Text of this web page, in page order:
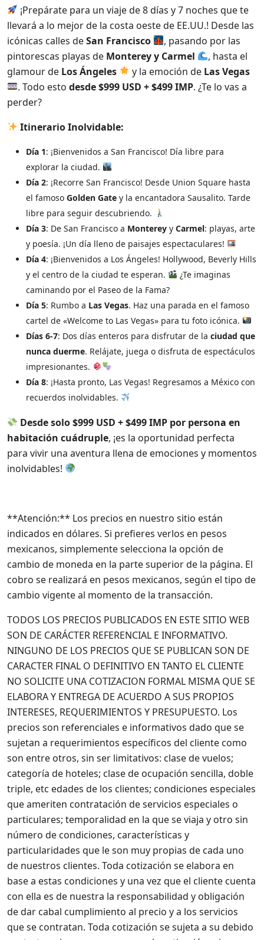
¡Prepárate para un viaje de 8 días y 7 noches que te
llevará a lo mejor de la costa oeste de EE.UU.! Desde las
icónicas calles deSan Francisco
, pasando por las
pintorescas playas de Monterey y Carmel
, hasta el
glamour de Los Ángeles y la emoción de Las Vegas
. Todo estodesde $999 USD + $499 IMP. ¿Te lo vas a
perder?
Itinerario Inolvidable:
Día 1: ¡Bienvenidos a San Francisco! Día libre para
explorar la ciudad.
Día 2: ¡Recorre San Francisco! Desde Union Square hasta
el famoso Golden Gate y la encantadora Sausalito. Tarde
libre para seguir descubriendo.
Día 3: De San Francisco a Monterey y Carmel: playas, arte
y poesía. ¡Un día lleno de paisajes espectaculares!
Día 4: ¡Bienvenidos a Los Ángeles! Hollywood, Beverly Hills
y el centro de la ciudad te esperan.
¿Te imaginas
caminando por el Paseo de la Fama?
Día 5: Rumbo a Las Vegas. Haz una parada en el famoso
cartel de «Welcome to Las Vegas» para tu foto icónica.
Días 6-7: Dos días enteros para disfrutar de la ciudad que
nunca duerme. Relájate, juega o disfruta de espectáculos
impresionantes.
Día 8: ¡Hasta pronto, Las Vegas! Regresamos a México con
recuerdos inolvidables.
Desde solo $999 USD + $499 IMP por persona en
habitación cuádruple, ¡es la oportunidad perfecta
para vivir una aventura llena de emociones y momentos
inolvidables!
**Atención:** Los precios en nuestro sitio están
indicados en dólares. Si prefieres verlos en pesos
mexicanos, simplemente selecciona la opción de
cambio de moneda en la parte superior de la página. El
cobro se realizará en pesos mexicanos, según el tipo de
cambio vigente al momento de la transacción.
TODOS LOS PRECIOS PUBLICADOS EN ESTE SITIO WEB
SON DE CARÁCTER REFERENCIAL E INFORMATIVO.
NINGUNO DE LOS PRECIOS QUE SE PUBLICAN SON DE
CARACTER FINAL O DEFINITIVO EN TANTO EL CLIENTE
NO SOLICITE UNA COTIZACION FORMAL MISMA QUE SE
ELABORA Y ENTREGA DE ACUERDO A SUS PROPIOS
INTERESES, REQUERIMIENTOS Y PRESUPUESTO. Los
precios son referenciales e informativos dado que se
sujetan a requerimientos específicos del cliente como
son entre otros, sin ser limitativos: clase de vuelos;
categoría de hoteles; clase de ocupación sencilla, doble
triple, etc edades de los clientes; condiciones especiales
que ameriten contratación de servicios especiales o
particulares; temporalidad en la que se viaja y otro sin
número de condiciones, características y
particularidades que le son muy propias de cada uno
de nuestros clientes. Toda cotización se elabora en
base a estas condiciones y una vez que el cliente cuenta
con ella es de nuestra la responsabilidad y obligación
de dar cabal cumplimiento al precio y a los servicios
que se contratan. Toda cotización se sujeta a su debido